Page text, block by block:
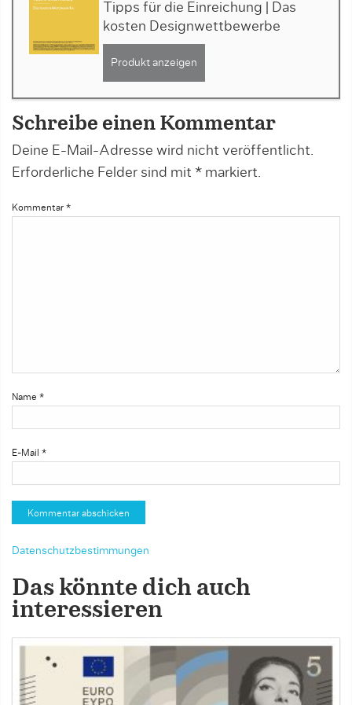
Tipps für die Einreichung | Das
kosten Designwettbewerbe
Produkt anzeigen
Schreibe einen Kommentar
Deine E-Mail-Adresse wird nicht veröffentlicht.
Erforderliche Felder sind mit * markiert.
Kommentar *
Name *
E-Mail *
Datenschutzbestimmungen
Das könnte dich auch
interessieren